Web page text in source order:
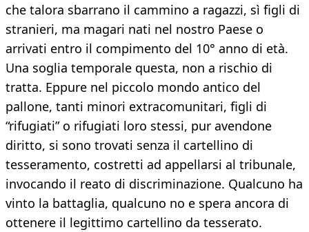
che talora sbarrano il cammino a ragazzi, sì figli di
stranieri, ma magari nati nel nostro Paese o
arrivati entro il compimento del 10° anno di età.
Una soglia temporale questa, non a rischio di
tratta. Eppure nel piccolo mondo antico del
pallone, tanti minori extracomunitari, figli di
“rifugiati” o rifugiati loro stessi, pur avendone
diritto, si sono trovati senza il cartellino di
tesseramento, costretti ad appellarsi al tribunale,
invocando il reato di discriminazione. Qualcuno ha
vinto la battaglia, qualcuno no e spera ancora di
ottenere il legittimo cartellino da tesserato.